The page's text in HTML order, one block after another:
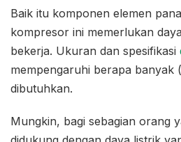
Baik itu komponen elemen
kompresor ini memerlukan
bekerja. Ukuran dan spesifikasi
mempengaruhi berapa banyak
dibutuhkan.
Mungkin, bagi sebagian orang